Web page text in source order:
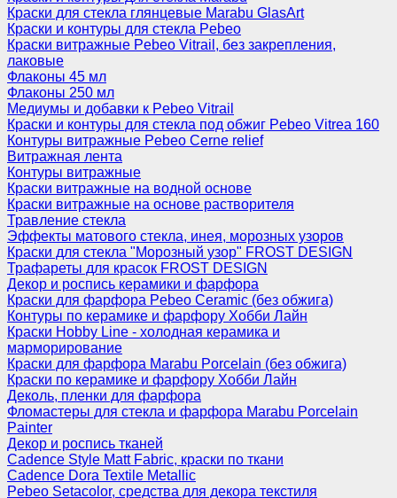
Краски для стекла глянцевые Marabu GlasArt
Краски и контуры для стекла Pebeo
Краски витражные Pebeo Vitrail, без закрепления,
лаковые
Флаконы 45 мл
Флаконы 250 мл
Медиумы и добавки к Pebeo Vitrail
Краски и контуры для стекла под обжиг Pebeo Vitrea 160
Контуры витражные Pebeo Cerne relief
Витражная лента
Контуры витражные
Краски витражные на водной основе
Краски витражные на основе растворителя
Травление стекла
Эффекты матового стекла, инея, морозных узоров
Краски для стекла "Морозный узор" FROST DESIGN
Трафареты для красок FROST DESIGN
Декор и роспись керамики и фарфора
Краски для фарфора Pebeo Ceramic (без обжига)
Контуры по керамике и фарфору Хобби Лайн
Краски Hobby Line - холодная керамика и
марморирование
Краски для фарфора Marabu Porcelain (без обжига)
Краски по керамике и фарфору Хобби Лайн
Деколь, пленки для фарфора
Фломастеры для стекла и фарфора Marabu Porcelain
Painter
Декор и роспись тканей
Cadence Style Matt Fabric, краски по ткани
Cadence Dora Textile Metallic
Pebeo Setacolor, средства для декора текстиля